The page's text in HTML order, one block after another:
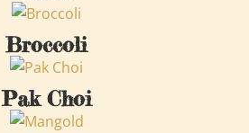
Broccoli
Pak Choi